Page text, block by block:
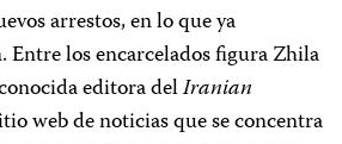
arrestos, en lo que ya
los encarcelados figura Zhila
editora delIranian
web de noticias que se concentra